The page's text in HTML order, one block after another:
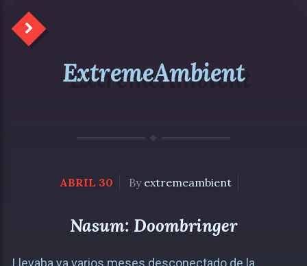
ExtremeAmbient
ABRIL 30 By extremeambient
Nasum: Doombringer
Llevaba ya varios meses desconectado de la